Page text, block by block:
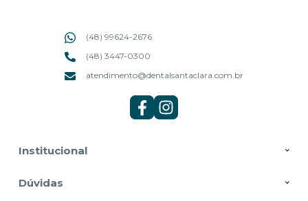
Institucional
Dúvidas
(48) 99624-2676
(48) 3447-0300
atendimento@dentalsantaclara.com.br